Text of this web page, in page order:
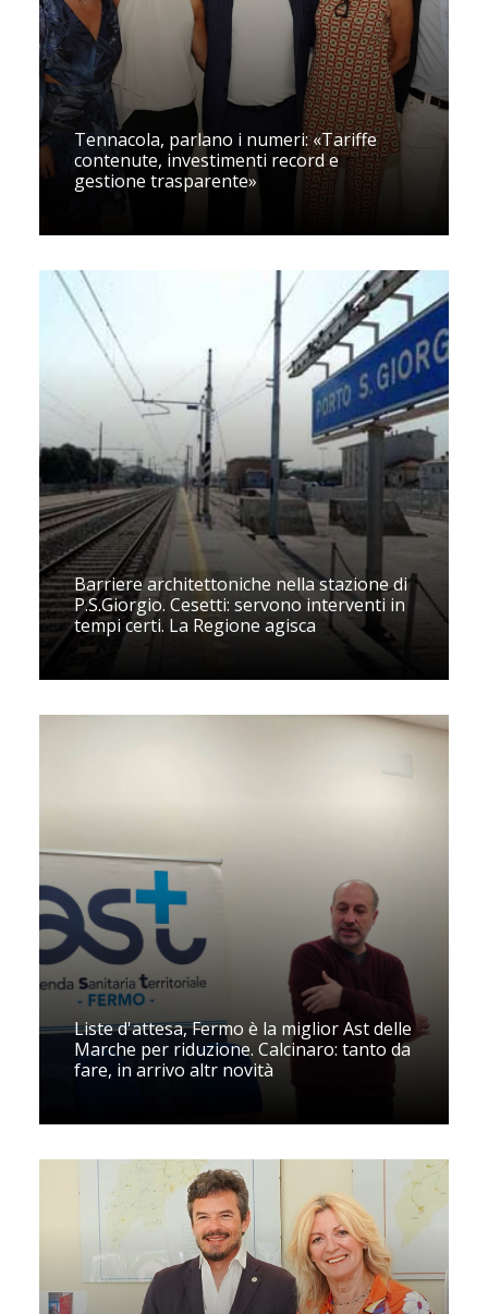
Tennacola, parlano i numeri: «Tariffe
contenute, investimenti record e
gestione trasparente»
Barriere architettoniche nella stazione di
P.S.Giorgio. Cesetti: servono interventi in
tempi certi. La Regione agisca
Liste d'attesa, Fermo è la miglior Ast delle
Marche per riduzione. Calcinaro: tanto da
fare, in arrivo altr novità